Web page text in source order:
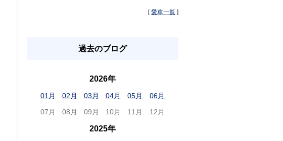
[愛車一覧 ]
過去のブログ
2026年
01月 02月 03月 04月 05月
06月
07月
08月 09月 10月 11月 12月
2025年